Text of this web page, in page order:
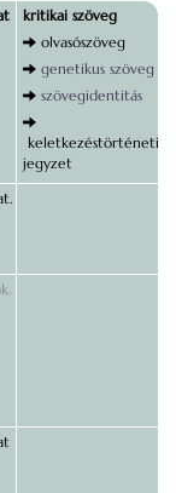
kritikai szöveg
olvasószöveg
genetikus szöveg
szövegidentitás
keletkezéstörténeti
jegyzet